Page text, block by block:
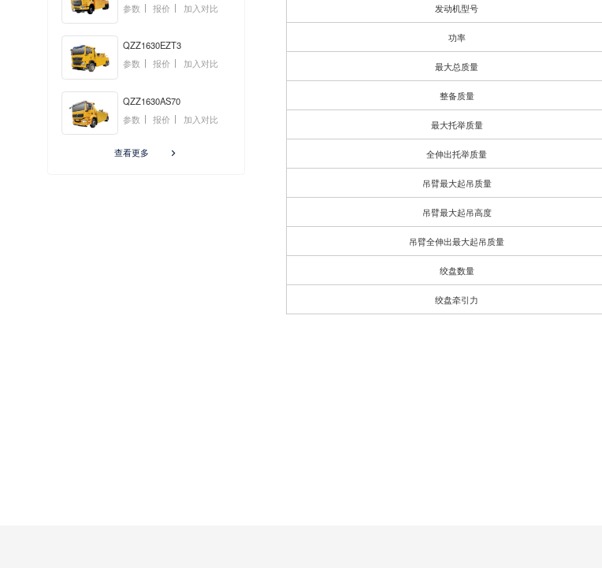
参数
报价 加入对比
QZZ1630EZT3
参数
报价 加入对比
QZZ1630AS70
参数
报价 加入对比
查看更多 
发动机型号
功率
最大总质量
整备质量
最大托举质量
全伸出托举质量
吊臂最大起吊质量
吊臂最大起吊高度
吊臂全伸出最大起吊质量
绞盘数量
绞盘牵引力